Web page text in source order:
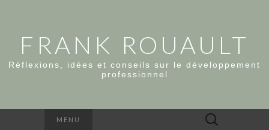
FRANK ROUAULT
Réflexions, idées et conseils sur le développement
professionnel
MENU Rechercher :